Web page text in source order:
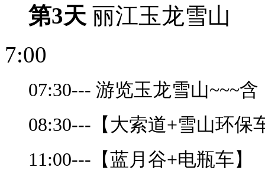
第3天 丽江玉龙雪山
7:00
07:30--- 游览玉龙雪山~~~
08:30---【大索道+雪山环保
11:00---【蓝月谷+电瓶车】